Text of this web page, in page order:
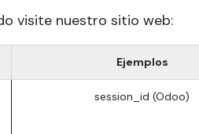
visite nuestro sitio web:
Ejemplos
session_id (Odoo)